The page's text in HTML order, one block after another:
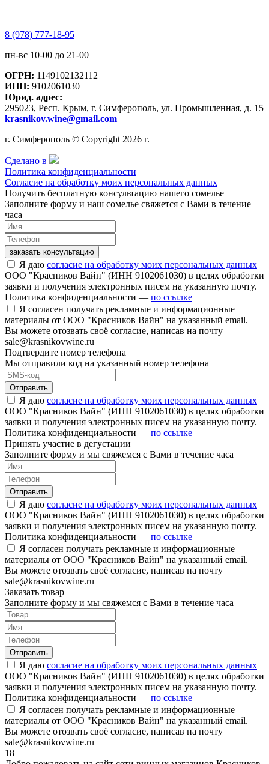
8 (978) 777-18-95
пн-вс 10-00 до 21-00
ОГРН: 1149102132112
ИНН: 9102061030
Юрид. адрес:
295023, Респ. Крым, г. Симферополь, ул. Промышленная, д. 15
krasnikov.wine@gmail.com
г. Симферополь © Copyright 2026 г.
Сделано в
Политика конфиденциальности
Согласие на обработку моих персональных данных
Получить бесплатную консультацию нашего сомелье
Заполните форму и наш сомелье свяжется с Вами в течение
часа
заказать консультацию
Я даю согласие на обработку моих персональных данных
ООО "Красников Вайн" (ИНН 9102061030) в целях обработки
заявки и получения электронных писем на указанную почту.
Политика конфиденциальности — по ссылке
Я согласен получать рекламные и информационные
материалы от ООО "Красников Вайн" на указанный email.
Вы можете отозвать своё согласие, написав на почту
sale@krasnikovwine.ru
Подтвердите номер телефона
Мы отправили код на указанный номер телефона
Отправить
Я даю согласие на обработку моих персональных данных
ООО "Красников Вайн" (ИНН 9102061030) в целях обработки
заявки и получения электронных писем на указанную почту.
Политика конфиденциальности — по ссылке
Принять участие в дегустации
Заполните форму и мы свяжемся с Вами в течение часа
Отправить
Я даю согласие на обработку моих персональных данных
ООО "Красников Вайн" (ИНН 9102061030) в целях обработки
заявки и получения электронных писем на указанную почту.
Политика конфиденциальности — по ссылке
Я согласен получать рекламные и информационные
материалы от ООО "Красников Вайн" на указанный email.
Вы можете отозвать своё согласие, написав на почту
sale@krasnikovwine.ru
Заказать товар
Заполните форму и мы свяжемся с Вами в течение часа
Отправить
Я даю согласие на обработку моих персональных данных
ООО "Красников Вайн" (ИНН 9102061030) в целях обработки
заявки и получения электронных писем на указанную почту.
Политика конфиденциальности — по ссылке
Я согласен получать рекламные и информационные
материалы от ООО "Красников Вайн" на указанный email.
Вы можете отозвать своё согласие, написав на почту
sale@krasnikovwine.ru
18+